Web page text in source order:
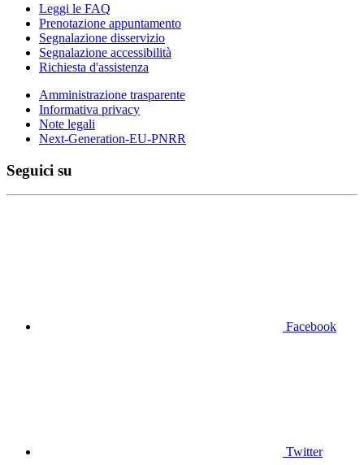
Leggi le FAQ
Prenotazione appuntamento
Segnalazione disservizio
Segnalazione accessibilità
Richiesta d'assistenza
Amministrazione trasparente
Informativa privacy
Note legali
Next-Generation-EU-PNRR
Seguici su
Facebook
Twitter